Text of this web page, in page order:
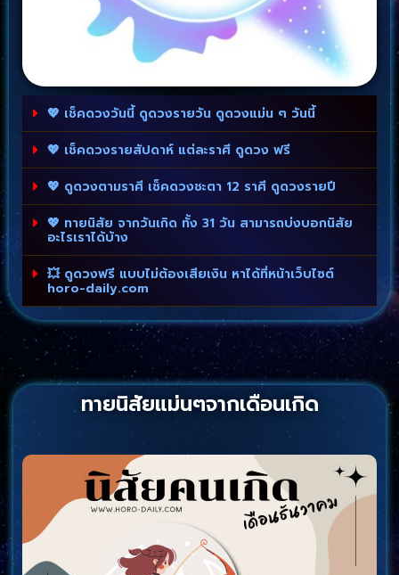
💖 เช็คดวงวันนี้ ดูดวงรายวัน ดูดวงแม่น ๆ วันนี้
💖 เช็คดวงรายสัปดาห์ แต่ละราศี ดูดวง ฟรี
💖 ดูดวงตามราศี เช็คดวงชะตา 12 ราศี ดูดวงรายปี
💖 ทายนิสัย จากวันเกิด ทั้ง 31 วัน สามารถบ่งบอกนิสัย
อะไรเราได้บ้าง
💥 ดูดวงฟรี แบบไม่ต้องเสียเงิน หาได้ที่หน้าเว็บไซต์
horo-daily.com
ทายนิสัยแม่นๆจากเดือนเกิด